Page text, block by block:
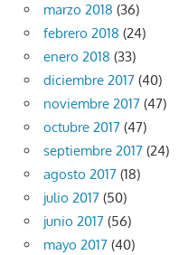
marzo 2018 (36)
febrero 2018 (24)
enero 2018 (33)
diciembre 2017 (40)
noviembre 2017 (47)
octubre 2017 (47)
septiembre 2017 (24)
agosto 2017 (18)
julio 2017 (50)
junio 2017 (56)
mayo 2017 (40)